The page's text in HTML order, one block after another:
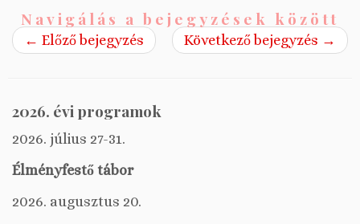
Navigálás a bejegyzések között
← Előző bejegyzés Következő bejegyzés →
2026. évi programok
2026. július 27-31.
Élményfestő tábor
2026. augusztus 20.